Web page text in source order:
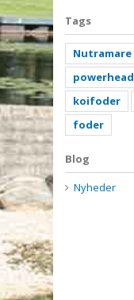
Tags
Nutramare
powerhead
koifoder
foder
Blog
Nyheder